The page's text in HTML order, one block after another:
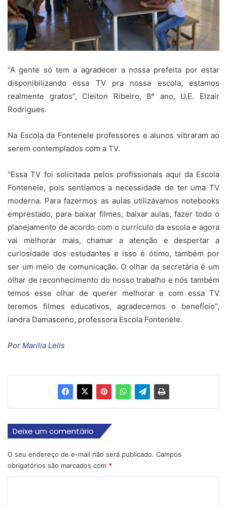
“A gente só tem a agradecer a nossa prefeita por estar
disponibilizando essa TV pra nossa escola, estamos
realmente gratos”, Cleiton Ribeiro, 8° ano, U.E. Elzair
Rodrigues.
Na Escola da Fontenele professores e alunos vibraram ao
serem contemplados com a TV.
“Essa TV foi solicitada pelos profissionais aqui da Escola
Fontenele, pois sentíamos a necessidade de ter uma TV
moderna. Para fazermos as aulas utilizávamos notebooks
emprestado, para baixar filmes, baixar aulas, fazer todo o
planejamento de acordo com o currículo da escola e agora
vai melhorar mais, chamar a atenção e despertar a
curiosidade dos estudantes e isso é ótimo, também por
ser um meio de comunicação. O olhar da secretária é um
olhar de reconhecimento do nosso trabalho e nós também
temos esse olhar de querer melhorar e com essa TV
teremos filmes educativos, agradecemos o benefício”,
Iandra Damasceno, professora Escola Fontenele.
Por Marilia Lelis
Deixe um comentário
O seu endereço de e-mail não será publicado. Campos
obrigatórios são marcados com *